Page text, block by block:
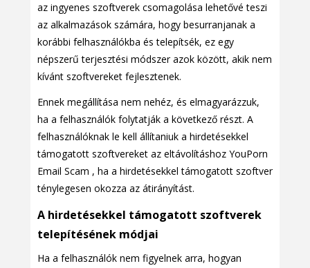
az ingyenes szoftverek csomagolása lehetővé teszi
az alkalmazások számára, hogy besurranjanak a
korábbi felhasználókba és telepítsék, ez egy
népszerű terjesztési módszer azok között, akik nem
kívánt szoftvereket fejlesztenek.
Ennek megállítása nem nehéz, és elmagyarázzuk,
ha a felhasználók folytatják a következő részt. A
felhasználóknak le kell állítaniuk a hirdetésekkel
támogatott szoftvereket az eltávolításhoz YouPorn
Email Scam , ha a hirdetésekkel támogatott szoftver
ténylegesen okozza az átirányítást.
A hirdetésekkel támogatott szoftverek
telepítésének módjai
Ha a felhasználók nem figyelnek arra, hogyan